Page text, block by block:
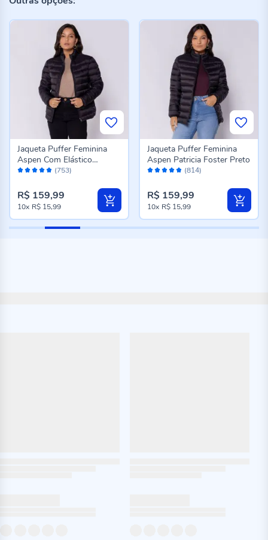
Avaliação: (753)
Jaqueta Puffer Feminina
Aspen Com Elástico
Patricia Foster Preto
R$ 159,99
10x R$ 15,99
Avaliação: (814)
Jaqueta Puffer Feminina
Aspen Patricia Foster Preto
R$ 159,99
10x R$ 15,99